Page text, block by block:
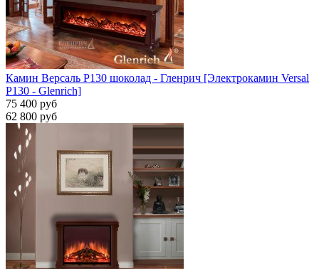
Камин Версаль P130 шоколад - Гленрич [Электрокамин Versal
P130 - Glenrich]
75 400 руб
62 800 руб